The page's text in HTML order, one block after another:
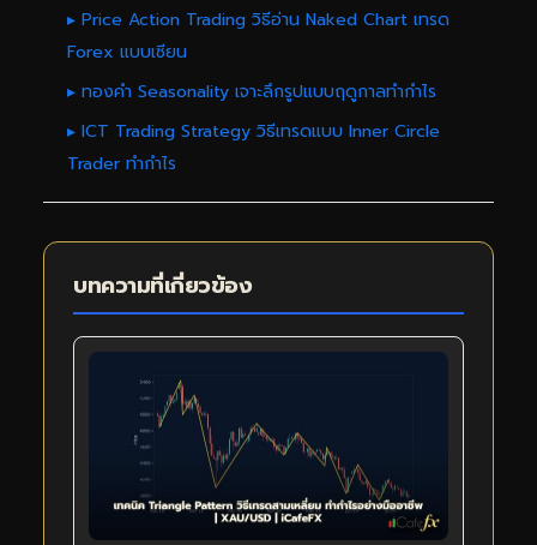
▸ Price Action Trading วิธีอ่าน Naked Chart เทรด
Forex แบบเซียน
▸ ทองคำ Seasonality เจาะลึกรูปแบบฤดูกาลทำกำไร
▸ ICT Trading Strategy วิธีเทรดแบบ Inner Circle
Trader ทำกำไร
บทความที่เกี่ยวข้อง